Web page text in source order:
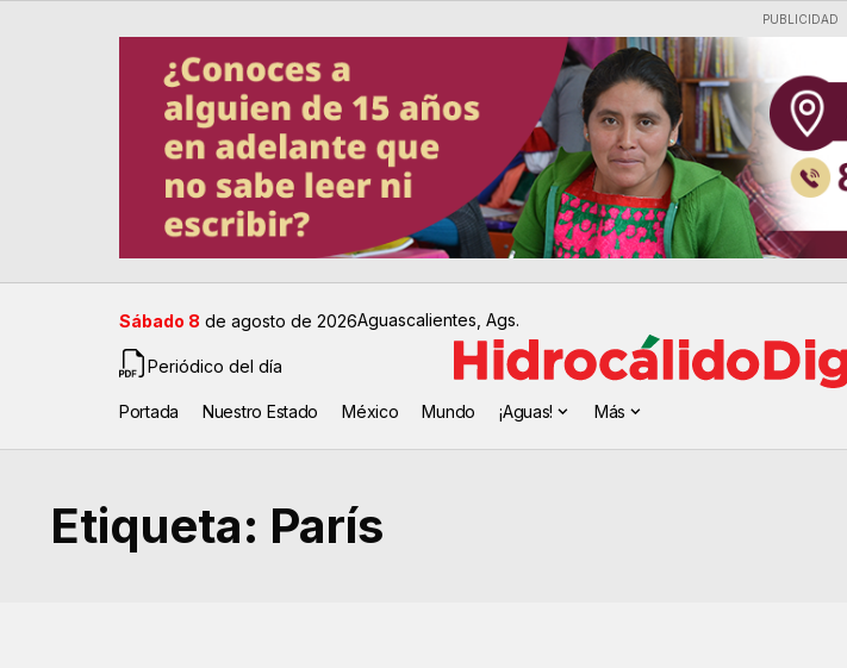
PUBLICIDAD
Sábado 8 de agosto de 2026Aguascalientes, Ags.
Periódico del día
Portada Nuestro Estado México Mundo ¡Aguas! Más
Etiqueta: París